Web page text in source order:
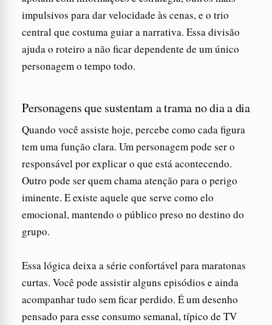
impulsivos para dar velocidade às cenas, e o trio
central que costuma guiar a narrativa. Essa divisão
ajuda o roteiro a não ficar dependente de um único
personagem o tempo todo.
Personagens que sustentam a trama no dia a dia
Quando você assiste hoje, percebe como cada figura
tem uma função clara. Um personagem pode ser o
responsável por explicar o que está acontecendo.
Outro pode ser quem chama atenção para o perigo
iminente. E existe aquele que serve como elo
emocional, mantendo o público preso no destino do
grupo.
Essa lógica deixa a série confortável para maratonas
curtas. Você pode assistir alguns episódios e ainda
acompanhar tudo sem ficar perdido. É um desenho
pensado para esse consumo semanal, típico de TV